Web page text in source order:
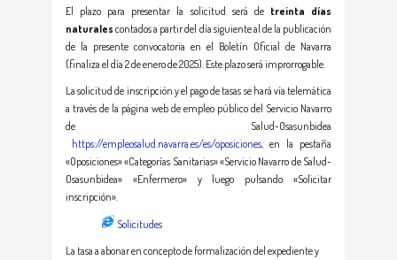
El plazo para presentar la solicitud será de treinta días
naturales contados a partir del día siguiente al de la publicación
de la presente convocatoria en el Boletín Oficial de Navarra
(finaliza el día 2 de enero de 2025). Este plazo será improrrogable.
La solicitud de inscripción y el pago de tasas se hará vía telemática
a través de la página web de empleo público del Servicio Navarro
de Salud-Osasunbidea
https://empleosalud.navarra.es/es/oposiciones, en la pestaña
«Oposiciones» «Categorías Sanitarias» «Servicio Navarro de Salud-
Osasunbidea» «Enfermero» y luego pulsando «Solicitar
inscripción».
Solicitudes
La tasa a abonar en concepto de formalización del expediente y